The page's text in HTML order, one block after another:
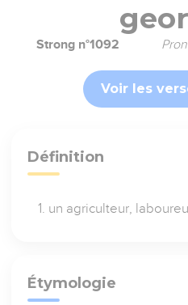
Strong n°1092
Voir les
Définition
un agriculteur,
Étymologie